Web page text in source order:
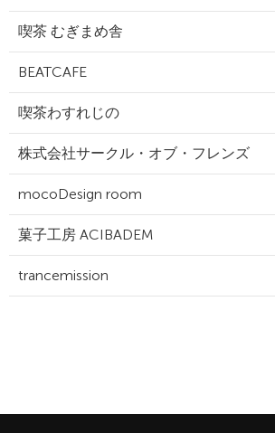
喫茶 むぎまめ舎
BEATCAFE
喫茶わすれじの
株式会社サークル・オブ・フレンズ
mocoDesign room
菓子工房 ACIBADEM
trancemission